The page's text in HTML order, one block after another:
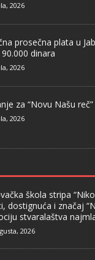
2026
prosečna plata u
dinara
2026
za “Novu Našu reč”
2026
škola stripa
dostignuća i značaj
stvaralaštva
2026